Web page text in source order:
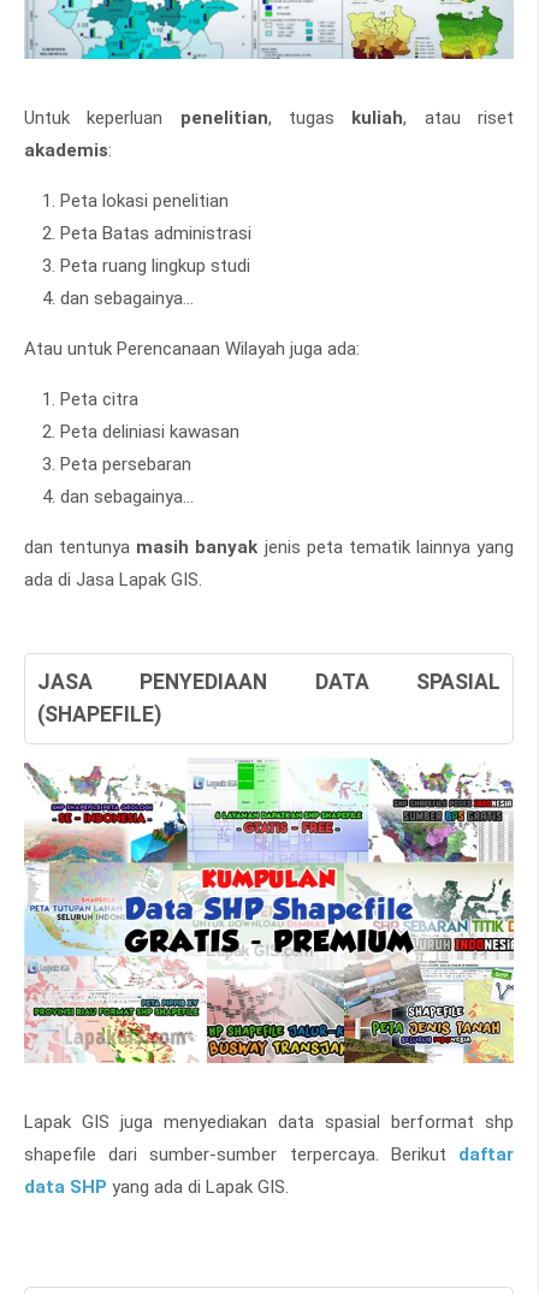
Untuk keperluan penelitian, tugas kuliah, atau riset
akademis:
Peta lokasi penelitian
Peta Batas administrasi
Peta ruang lingkup studi
dan sebagainya...
Atau untuk Perencanaan Wilayah juga ada:
Peta citra
Peta deliniasi kawasan
Peta persebaran
dan sebagainya...
dan tentunya masih banyak jenis peta tematik lainnya yang
ada di Jasa Lapak GIS.
JASA PENYEDIAAN DATA SPASIAL
(SHAPEFILE)
Lapak GIS juga menyediakan data spasial berformat shp
shapefile dari sumber-sumber terpercaya. Berikut daftar
data SHP yang ada di Lapak GIS.